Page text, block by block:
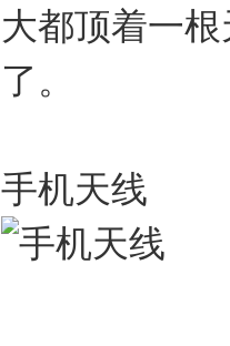
大都顶着一
了。
手机天线